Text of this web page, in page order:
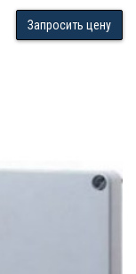
Запросить цену